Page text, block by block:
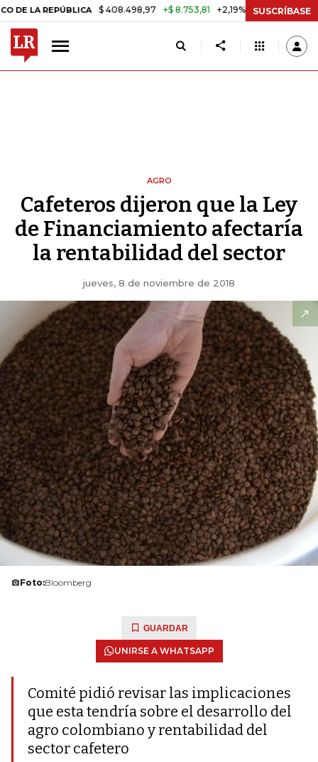
REPÚBLICA $ 408.498,97 +$ 8.753,81 +2,19% TASA DE USURA
SUSCRÍBASE
AGRO
Cafeteros dijeron que la Ley
de Financiamiento afectaría
la rentabilidad del sector
jueves, 8 de noviembre de 2018
Foto:Bloomberg
GUARDAR
UNIRSE A WHATSAPP
Comité pidió revisar las implicaciones
que esta tendría sobre el desarrollo del
agro colombiano y rentabilidad del
sector cafetero